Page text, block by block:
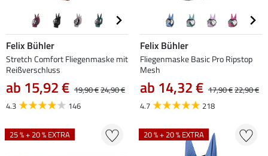
Felix Bühler
Stretch Comfort Fliegenmaske mit
Reißverschluss
ab 15,92 € 19,90 €24,90 €
4.3
146
Felix Bühler
Fliegenmaske Basic Pro Ripstop
Mesh
ab 14,32 € 17,90 €22,90 €
4.7
218
25 % + 20 % EXTRA 20 % + 20 % EXTRA